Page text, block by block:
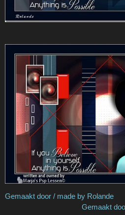
Gemaakt door /
Gemaakt door /